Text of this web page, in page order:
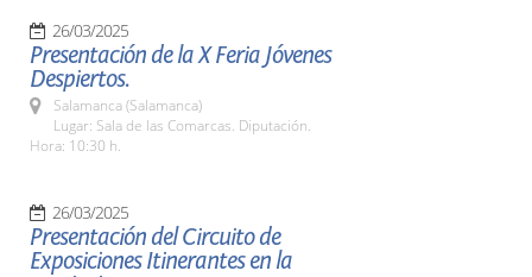
26/03/2025
Presentación de la X Feria Jóvenes
Despiertos.
Salamanca (Salamanca)
Lugar: Sala de las Comarcas. Diputación.
Hora: 10:30 h.
26/03/2025
Presentación del Circuito de
Exposiciones Itinerantes en la